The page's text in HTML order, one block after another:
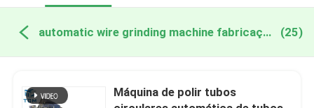
automatic wire grinding machine fabricação online (25)
Máquina de polir tubos